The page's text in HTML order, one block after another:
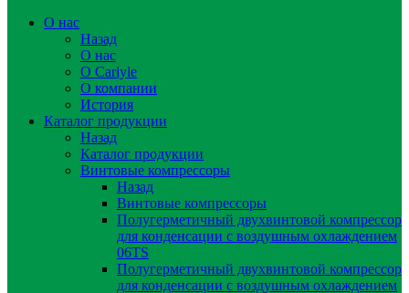
О нас
Назад
О нас
О Carlyle
О компании
История
Каталог продукции
Назад
Каталог продукции
Винтовые компрессоры
Назад
Винтовые компрессоры
Полугерметичный двухвинтовой компрессор
для конденсации с воздушным охлаждением
06TS
Полугерметичный двухвинтовой компрессор
для конденсации с воздушным охлаждением